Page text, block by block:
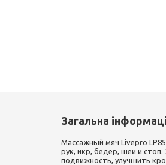
Загальна
Массажный мяч Livepro
рук, икр, бедер, шеи и стоп.
подвижность, улучшить